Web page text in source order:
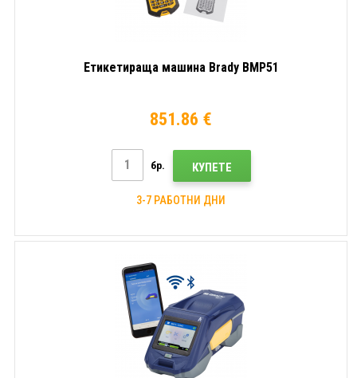
Етикетираща машина Brady BMP51
851.86 €
бр. КУПЕТЕ
3-7 РАБОТНИ ДНИ